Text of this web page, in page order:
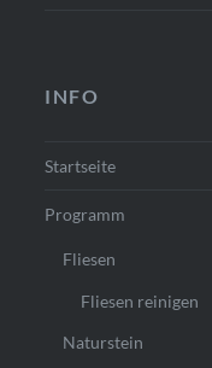
INFO
Startseite
Programm
Fliesen
Fliesen reinigen
Naturstein